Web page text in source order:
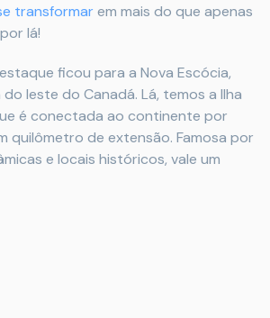
transformar em mais do que apenas
lá!
ficou para a Nova Escócia,
leste do Canadá. Lá, temos a Ilha
é conectada ao continente por
quilômetro de extensão. Famosa por
e locais históricos, vale um